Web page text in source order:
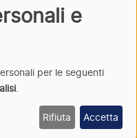
italiana · © 2026
e
per le seguenti
Rifiuta Accetta